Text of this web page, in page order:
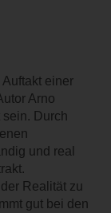
einer
Arno
Durch
und real
Realität zu
gut bei den